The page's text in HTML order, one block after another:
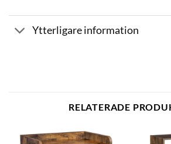
Ytterligare information
RELATERADE